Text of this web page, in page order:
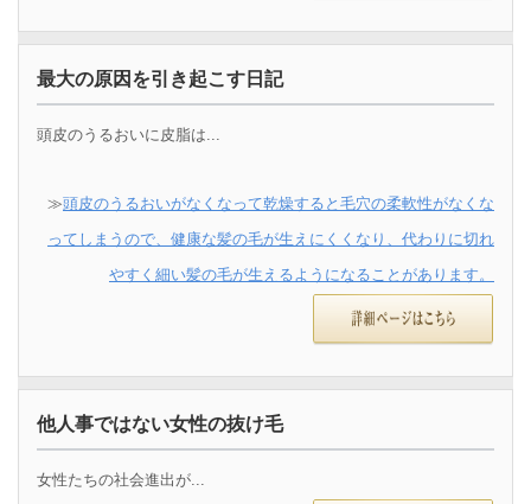
最大の原因を引き起こす日記
頭皮のうるおいに皮脂は...
≫頭皮のうるおいがなくなって乾燥すると毛穴の柔軟性がなくな
ってしまうので、健康な髪の毛が生えにくくなり、代わりに切れ
やすく細い髪の毛が生えるようになることがあります。
他人事ではない女性の抜け毛
女性たちの社会進出が...